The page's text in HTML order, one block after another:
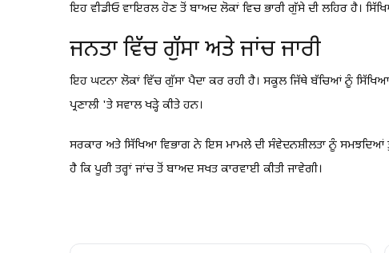
ਇਹ ਵੀਡੀਓ ਵਾਇਰਲ ਹੋਣ ਤੋਂ ਬਾਅਦ ਲੋਕਾਂ ਵਿਚ ਭਾਰੀ ਗੁੱਸੇ ਦੀ ਲਹਿਰ ਹੈ।
ਜਨਤਾ ਵਿੱਚ ਗੁੱਸਾ ਅਤੇ ਜਾਂਚ ਜਾਰੀ
ਇਹ ਘਟਨਾ ਲੋਕਾਂ ਵਿੱਚ ਗੁੱਸਾ ਪੈਦਾ ਕਰ ਰਹੀ ਹੈ। ਸਕੂਲ ਜਿੱਥੇ ਬੱਚਿਆਂ ਨੂੰ
ਪ੍ਰਣਾਲੀ 'ਤੇ ਸਵਾਲ ਖੜ੍ਹੇ ਕੀਤੇ ਹਨ।
ਸਰਕਾਰ ਅਤੇ ਸਿੱਖਿਆ ਵਿਭਾਗ ਨੇ ਇਸ ਮਾਮਲੇ ਦੀ ਸੰਵੇਦਨਸ਼ੀਲਤਾ ਨੂੰ
ਹੈ ਕਿ ਪੂਰੀ ਤਰ੍ਹਾਂ ਜਾਂਚ ਤੋਂ ਬਾਅਦ ਸਖਤ ਕਾਰਵਾਈ ਕੀਤੀ ਜਾਵੇਗੀ।